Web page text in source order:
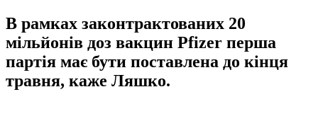
В рамках законтрактованих 20
мільйонів доз вакцин Pfizer перша
партія має бути поставлена ​​до кінця
травня, каже Ляшко.